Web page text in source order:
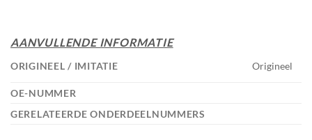
AANVULLENDE INFORMATIE
ORIGINEEL / IMITATIE Origineel
OE-NUMMER
GERELATEERDE ONDERDEELNUMMERS